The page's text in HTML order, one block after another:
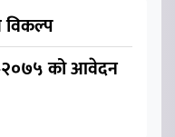
विकल्प
को आवेदन